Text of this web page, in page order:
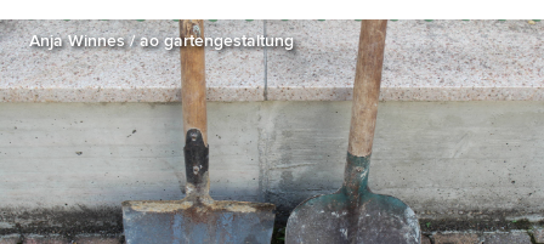
Anja Winnes / ao gartengestaltung